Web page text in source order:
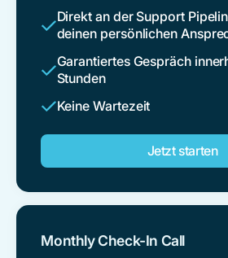
Direkt an der Support
deinen persönlichen
Garantiertes Gespräch
Stunden
Keine Wartezeit
Jetzt starten
Monthly Check-In Call